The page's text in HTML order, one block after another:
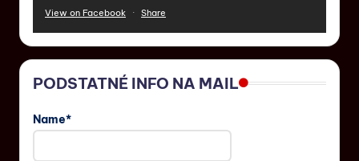
View on Facebook · Share
PODSTATNÉ INFO NA MAIL
Name*